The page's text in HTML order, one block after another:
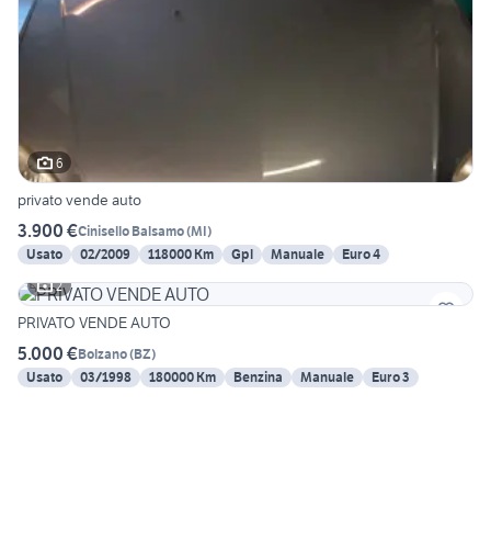
6
privato vende auto
3.900 €Cinisello Balsamo(MI)
Usato
02/2009 118000 Km Gpl Manuale
Euro 4
2
PRIVATO VENDE AUTO
5.000 €Bolzano(BZ)
Usato
03/1998 180000 Km Benzina Manuale Euro 3